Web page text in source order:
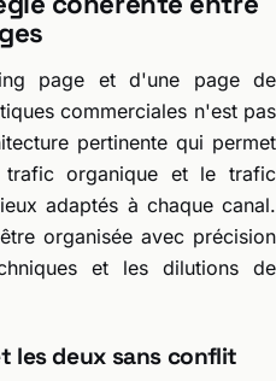
page et d'une page de
commerciales n'est pas
pertinente qui permet
trafic organique et le trafic
adaptés à chaque canal.
organisée avec précision
et les dilutions de
les deux sans conflit